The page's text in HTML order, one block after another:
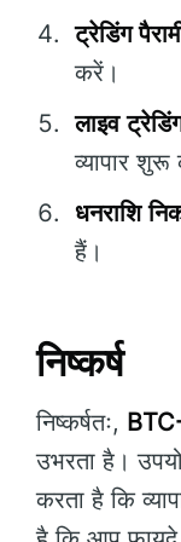
ट्रेडिंग
करें।
लाइव
व्यापार
धनराशि
हैं।
निष्कर्ष
निष्कर्षतः,
उभरता है।
करता है कि